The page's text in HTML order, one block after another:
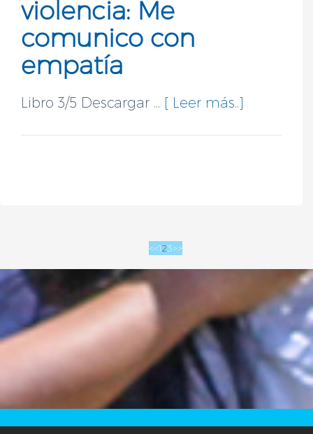
violencia: Me
comunico con
empatía
Libro 3/5 Descargar ... [ Leer más..]
<<123>>